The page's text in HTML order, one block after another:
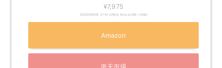
¥7,975
(2026/08/08 21:41:22時点 Amazon調べ- 詳細)
Amazon